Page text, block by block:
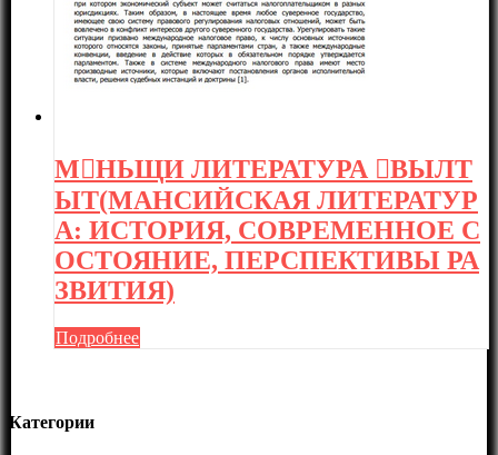
МНЬЩИ ЛИТЕРАТУРА ВЫЛТ
ЫТ(МАНСИЙСКАЯ ЛИТЕРАТУР
А: ИСТОРИЯ, СОВРЕМЕННОЕ С
ОСТОЯНИЕ, ПЕРСПЕКТИВЫ РА
ЗВИТИЯ)
Подробнее
Категории